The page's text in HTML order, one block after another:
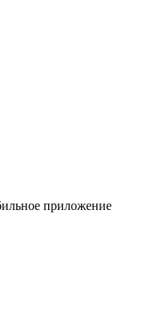
приложение